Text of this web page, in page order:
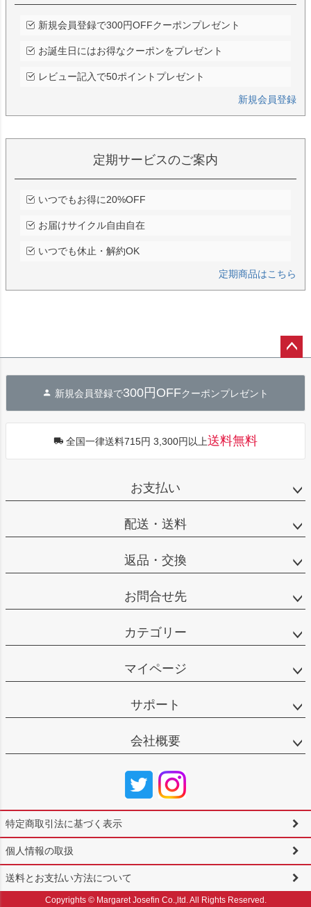
新規会員登録で300円OFFクーポンプレゼント
お誕生日にはお得なクーポンをプレゼント
レビュー記入で50ポイントプレゼント
新規会員登録
定期サービスのご案内
いつでもお得に20%OFF
お届けサイクル自由自在
いつでも休止・解約OK
定期商品はこちら
へ
新規会員登録で300円OFFクーポンプレゼント
全国一律送料715円 3,300円以上送料無料
お支払い
配送・送料
返品・交換
お問合せ先
カテゴリー
マイページ
サポート
会社概要
特定商取引法に基づく表示
個人情報の取扱
送料とお支払い方法について
Copyrights © Margaret Josefin Co.,ltd. All Rights Reserved.